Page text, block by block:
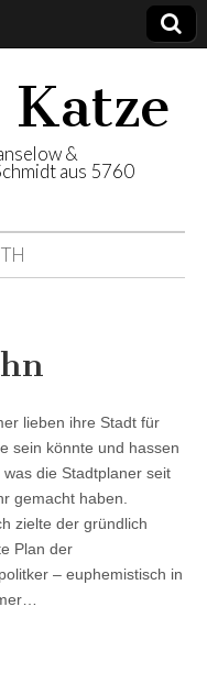
Katze
&
aus 5760
lieben ihre Stadt für
sein könnte und hassen
die Stadtplaner seit
gemacht haben.
zielte der gründlich
Plan der
– euphemistisch in